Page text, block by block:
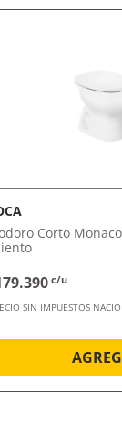
Corto
c/u
SIN IMPUESTOS